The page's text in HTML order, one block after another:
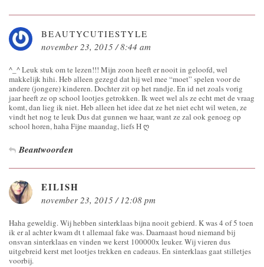
BEAUTYCUTIESTYLE
november 23, 2015 / 8:44 am
^_^ Leuk stuk om te lezen!!! Mijn zoon heeft er nooit in geloofd, wel
makkelijk hihi. Heb alleen gezegd dat hij wel mee “moet” spelen voor de
andere (jongere) kinderen. Dochter zit op het randje. En id net zoals vorig
jaar heeft ze op school lootjes getrokken. Ik weet wel als ze echt met de vraag
komt, dan lieg ik niet. Heb alleen het idee dat ze het niet echt wil weten, ze
vindt het nog te leuk Dus dat gunnen we haar, want ze zal ook genoeg op
school horen, haha Fijne maandag, liefs H ღ
Beantwoorden
EILISH
november 23, 2015 / 12:08 pm
Haha geweldig. Wij hebben sinterklaas bijna nooit gebierd. K was 4 of 5 toen
ik er al achter kwam dt t allemaal fake was. Daarnaast houd niemand bij
onsvan sinterklaas en vinden we kerst 100000x leuker. Wij vieren dus
uitgebreid kerst met lootjes trekken en cadeaus. En sinterklaas gaat stilletjes
voorbij.